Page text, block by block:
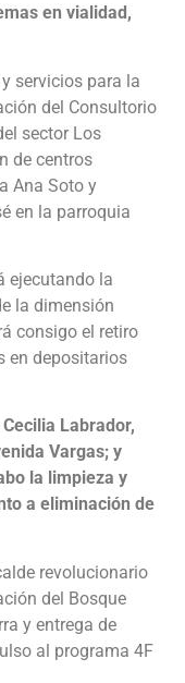
en vialidad,
servicios para la
del Consultorio
sector Los
de centros
Ana Soto y
en la parroquia
ejecutando la
la dimensión
consigo el retiro
en depositarios
Labrador,
Vargas; y
la limpieza y
a eliminación de
revolucionario
del Bosque
y entrega de
al programa 4F